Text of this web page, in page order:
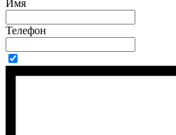
Имя
Телефон